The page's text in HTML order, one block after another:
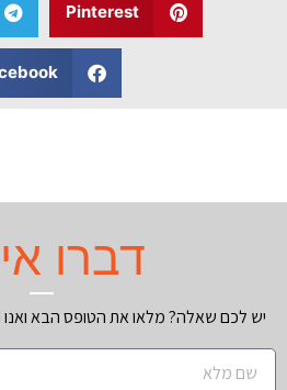
Pinterest
דברו
יש לכם שאלה? מלאו את הטופס הבא